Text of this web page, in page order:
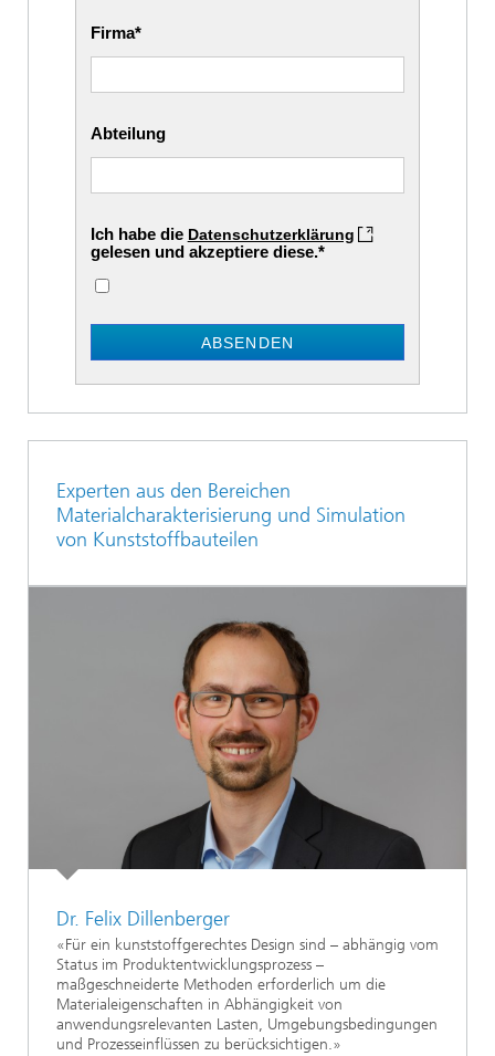
Firma
Abteilung
Ich habe die Datenschutzerklärung
gelesen und akzeptiere diese.
ABSENDEN
Experten aus den Bereichen
Materialcharakterisierung und Simulation
von Kunststoffbauteilen
Dr. Felix Dillenberger
«Für ein kunststoffgerechtes Design sind – abhängig vom
Status im Produktentwicklungsprozess –
maßgeschneiderte Methoden erforderlich um die
Materialeigenschaften in Abhängigkeit von
anwendungsrelevanten Lasten, Umgebungsbedingungen
und Prozesseinflüssen zu berücksichtigen.»